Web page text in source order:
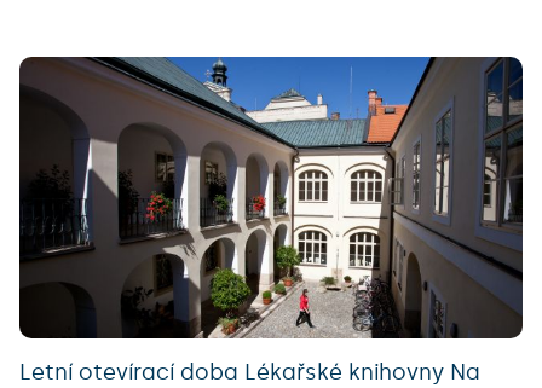
Letní otevírací doba Lékařské knihovny Na